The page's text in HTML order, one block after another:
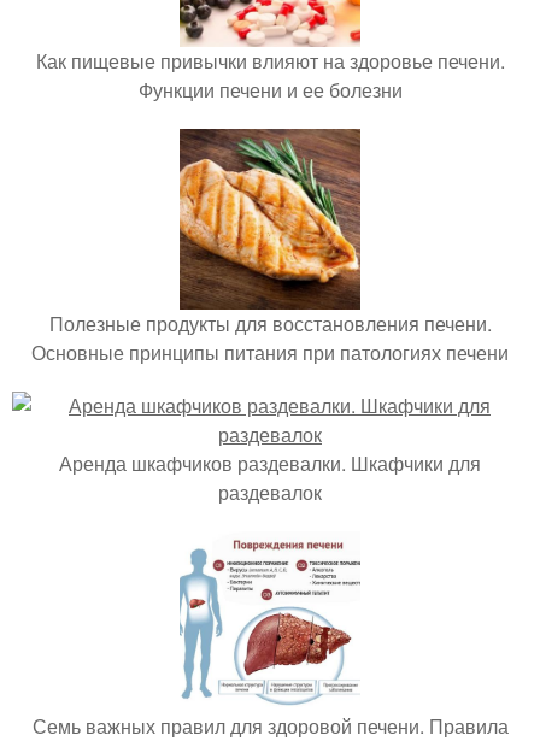
Как пищевые привычки влияют на здоровье печени.
Функции печени и ее болезни
Полезные продукты для восстановления печени.
Основные принципы питания при патологиях печени
Аренда шкафчиков раздевалки. Шкафчики для
раздевалок
Семь важных правил для здоровой печени. Правила